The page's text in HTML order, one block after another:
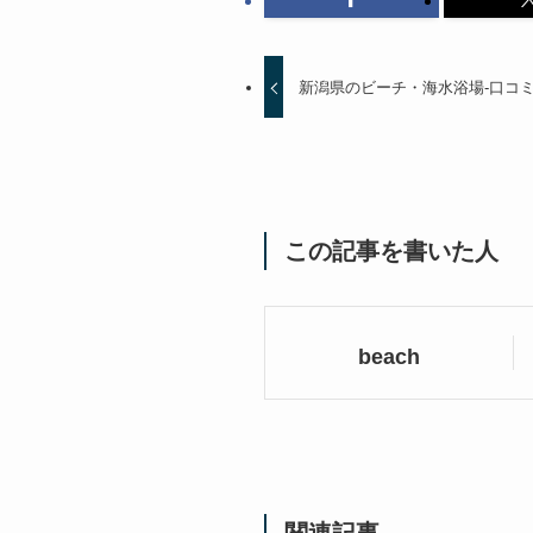
新潟県のビーチ・海水浴場-口コ
この記事を書いた人
beach